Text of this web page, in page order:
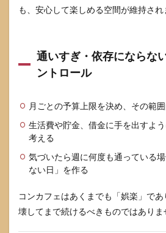
も、安心して楽しめる空間が維持され
通いすぎ・依存にならな
ントロール
月ごとの予算上限を決め、その範
生活費や貯金、借金に手を出すよ
考える
気づいたら週に何度も通っている
ない日」を作る
コンカフェはあくまでも「娯楽」で
壊してまで続けるべきものではありま